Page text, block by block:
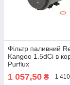
Фільтр паливний
Kangoo 1.5dCi в
Purflux
1 057,50 ₴ 1